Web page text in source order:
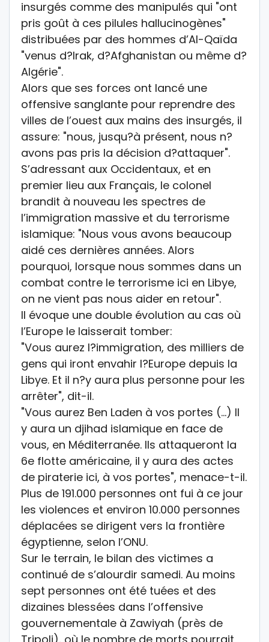
insurgés comme des manipulés qui "ont
pris goût à ces pilules hallucinogènes"
distribuées par des hommes d’Al-Qaïda
"venus d?Irak, d?Afghanistan ou même d?
Algérie".
Alors que ses forces ont lancé une
offensive sanglante pour reprendre des
villes de l’ouest aux mains des insurgés, il
assure: "nous, jusqu?à présent, nous n?
avons pas pris la décision d?attaquer".
S’adressant aux Occidentaux, et en
premier lieu aux Français, le colonel
brandit à nouveau les spectres de
l’immigration massive et du terrorisme
islamique: "Nous vous avons beaucoup
aidé ces dernières années. Alors
pourquoi, lorsque nous sommes dans un
combat contre le terrorisme ici en Libye,
on ne vient pas nous aider en retour".
Il évoque une double évolution au cas où
l’Europe le laisserait tomber:
"Vous aurez l?immigration, des milliers de
gens qui iront envahir l?Europe depuis la
Libye. Et il n?y aura plus personne pour les
arrêter", dit-il.
"Vous aurez Ben Laden à vos portes (…) Il
y aura un djihad islamique en face de
vous, en Méditerranée. Ils attaqueront la
6e flotte américaine, il y aura des actes
de piraterie ici, à vos portes", menace-t-il.
Plus de 191.000 personnes ont fui à ce jour
les violences et environ 10.000 personnes
déplacées se dirigent vers la frontière
égyptienne, selon l’ONU.
Sur le terrain, le bilan des victimes a
continué de s’alourdir samedi. Au moins
sept personnes ont été tuées et des
dizaines blessées dans l’offensive
gouvernementale à Zawiyah (près de